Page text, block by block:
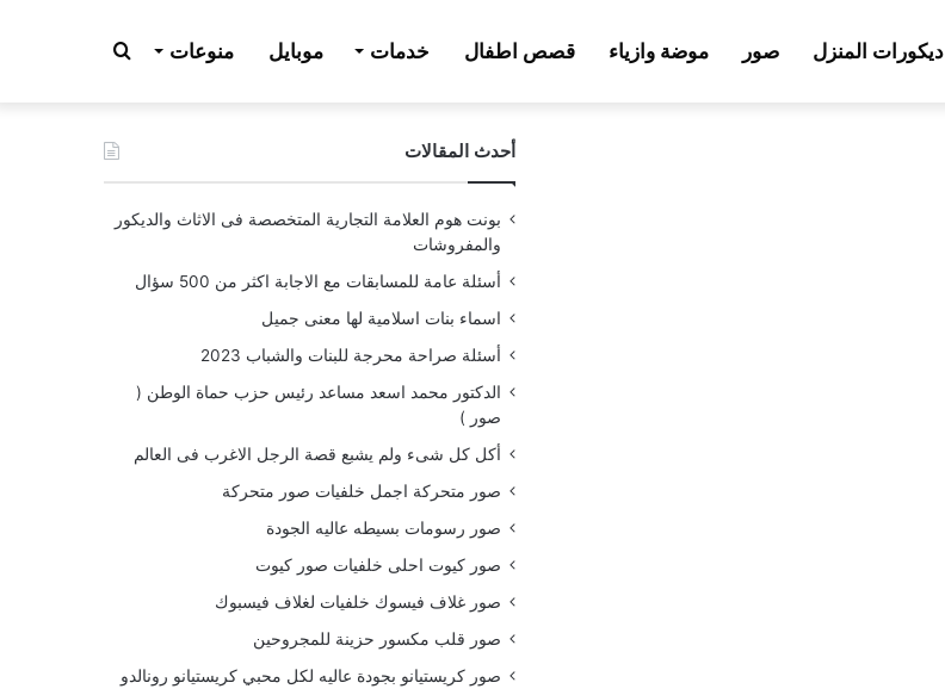
ديكورات المنزل صور موضة وازياء قصص اطفال خدمات موبايل منوعات بحث
عن أحدث المقالات
بونت هوم العلامة التجارية المتخصصة فى الاثاث والديكور
والمفروشات
أسئلة عامة للمسابقات مع الاجابة اكثر من 500 سؤال
اسماء بنات اسلامية لها معنى جميل
أسئلة صراحة محرجة للبنات والشباب 2023
الدكتور محمد اسعد مساعد رئيس حزب حماة الوطن (
صور )
أكل كل شىء ولم يشبع قصة الرجل الاغرب فى العالم
صور متحركة اجمل خلفيات صور متحركة
صور رسومات بسيطه عاليه الجودة
صور كيوت احلى خلفيات صور كيوت
صور غلاف فيسوك خلفيات لغلاف فيسبوك
صور قلب مكسور حزينة للمجروحين
صور كريستيانو بجودة عاليه لكل محبي كريستيانو رونالدو